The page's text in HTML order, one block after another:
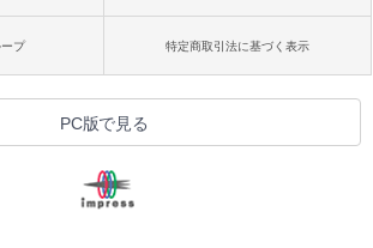
プ 特定商取引法に基づく表示
PC版で見る